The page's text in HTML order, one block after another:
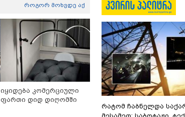
როგორ მოხვდე აქ
იყიდება კომერციული
ფართი დიდ დიღომში
რატომ ჩაბნელდა